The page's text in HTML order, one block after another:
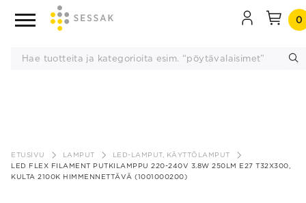
sisältöön
0
ETUSIVU LAMPUT
LED-LAMPUT, KÄYTTÖLAMPUT
LED FLEX FILAMENT PUTKILAMPPU 220-240V 3.8W 250LM E27 T32X300,
KULTA 2100K HIMMENNETTÄVÄ (1001000200)